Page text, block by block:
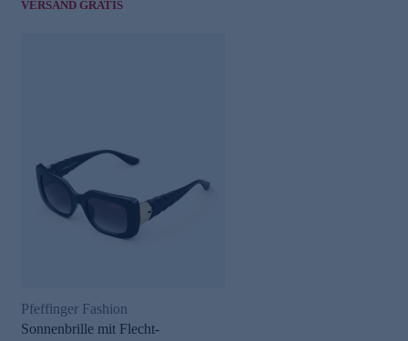
VERSAND GRATIS
Pfeffinger Fashion
Sonnenbrille mit Flecht-